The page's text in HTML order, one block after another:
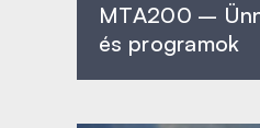
MTA200 –
és programok